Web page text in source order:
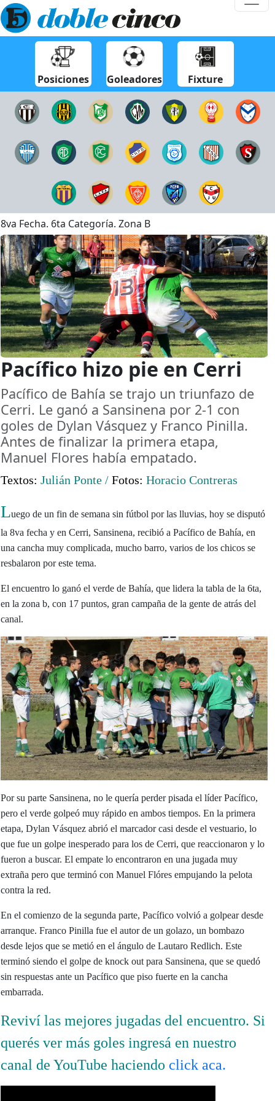
Posiciones Goleadores Fixture
8va Fecha. 6ta Categorí­a. Zona B
Pací­fico hizo pie en Cerri
Pací­fico de Bahí­a se trajo un triunfazo de
Cerri. Le ganó a Sansinena por 2-1 con
goles de Dylan Vásquez y Franco Pinilla.
Antes de finalizar la primera etapa,
Manuel Flores habí­a empatado.
Textos: Julián Ponte / Fotos: Horacio Contreras
Luego de un fin de semana sin fútbol por las lluvias, hoy se disputó
la 8va fecha y en Cerri, Sansinena, recibió a Pacífico de Bahía, en
una cancha muy complicada, mucho barro, varios de los chicos se
resbalaron por este tema.
El encuentro lo ganó el verde de Bahía, que lidera la tabla de la 6ta,
en la zona b, con 17 puntos, gran campaña de la gente de atrás del
canal.
Por su parte Sansinena, no le quería perder pisada el líder Pacífico,
pero el verde golpeó muy rápido en ambos tiempos. En la primera
etapa, Dylan Vásquez abrió el marcador casi desde el vestuario, lo
que fue un golpe inesperado para los de Cerri, que reaccionaron y lo
fueron a buscar. El empate lo encontraron en una jugada muy
extraña pero que terminó con Manuel Flóres empujando la pelota
contra la red.
En el comienzo de la segunda parte, Pacífico volvió a golpear desde
arranque. Franco Pinilla fue el autor de un golazo, un bombazo
desde lejos que se metió en el ángulo de Lautaro Redlich. Este
terminó siendo el golpe de knock out para Sansinena, que se quedó
sin respuestas ante un Pacífico que piso fuerte en la cancha
embarrada.
Reviví las mejores jugadas del encuentro. Si
querés ver más goles ingresá en nuestro
canal de YouTube haciendo click aca.